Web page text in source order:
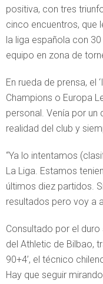
positiva, con tres
cinco encuentros, que
la liga española con
equipo en zona de
En rueda de prensa, el
Champions o Europa
personal. Venía por
realidad del club y
“Ya lo intentamos
La Liga. Estamos
últimos diez partidos.
resultados pero voy a
Consultado por el
del Athletic de Bilbao,
90+4’, el técnico
Hay que seguir